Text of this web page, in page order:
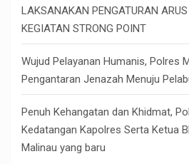
LAKSANAKAN PENGATURAN
KEGIATAN STRONG POINT
Wujud Pelayanan Humanis, Polres
Pengantaran Jenazah Menuju
Penuh Kehangatan dan Khidmat,
Kedatangan Kapolres Serta Ketua
Malinau yang baru